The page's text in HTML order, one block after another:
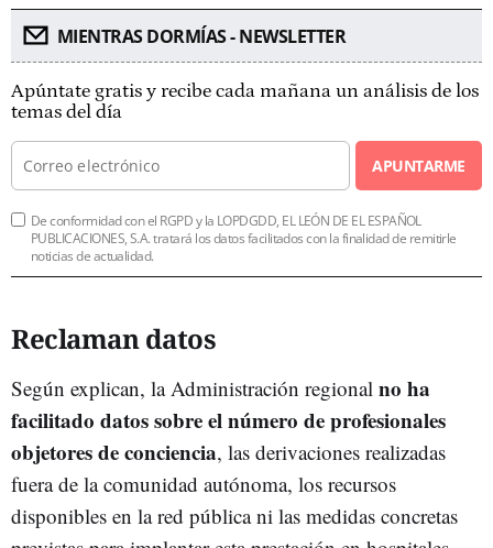
MIENTRAS DORMÍAS - NEWSLETTER
Apúntate gratis y recibe cada mañana un análisis de los
temas del día
APUNTARME
De conformidad con el RGPD y la LOPDGDD, EL LEÓN DE EL ESPAÑOL
PUBLICACIONES, S.A. tratará los datos facilitados con la finalidad de remitirle
noticias de actualidad.
Reclaman datos
Según explican, la Administración regional no ha
facilitado datos sobre el número de profesionales
objetores de conciencia, las derivaciones realizadas
fuera de la comunidad autónoma, los recursos
disponibles en la red pública ni las medidas concretas